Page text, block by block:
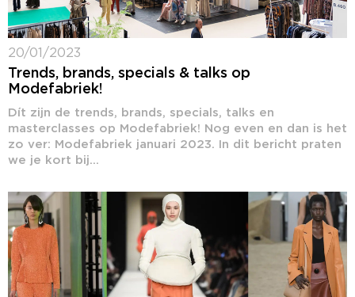
20/01/2023
Trends, brands, specials & talks op
Modefabriek!
Dít zijn de trends, brands, specials, talks en
masterclasses op Modefabriek! Nog even en dan is het
zo ver: Modefabriek januari 2023. In dit bericht praten
we je kort bij...